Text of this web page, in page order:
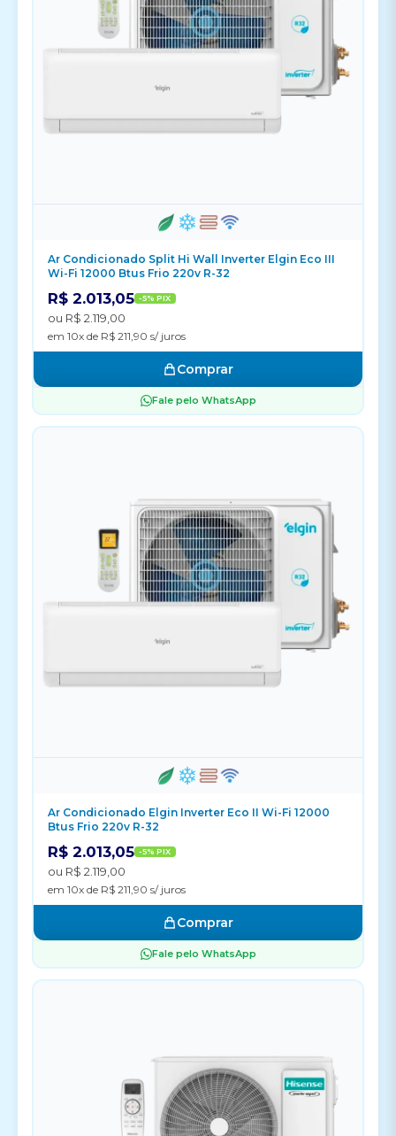
Ar Condicionado Split Hi Wall Inverter Elgin Eco III
Wi-Fi 12000 Btus Frio 220v R-32
R$ 2.013,05 -5% PIX
ou R$ 2.119,00
em 10x de R$ 211,90 s/ juros
Comprar
Fale pelo WhatsApp
Ar Condicionado Elgin Inverter Eco II Wi-Fi 12000
Btus Frio 220v R-32
R$ 2.013,05 -5% PIX
ou R$ 2.119,00
em 10x de R$ 211,90 s/ juros
Comprar
Fale pelo WhatsApp